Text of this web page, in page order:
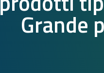
Grande